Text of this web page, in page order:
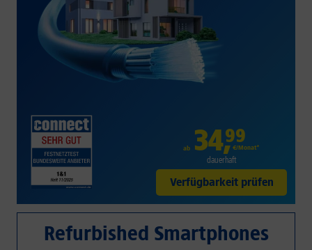
ab 34,99
€/Monat*
dauerhaft
Verfügbarkeit prüfen
Refurbished Smartphones